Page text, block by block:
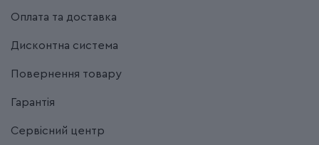
Оплата та доставка
Дисконтна система
Повернення товару
Гарантія
Сервісний центр